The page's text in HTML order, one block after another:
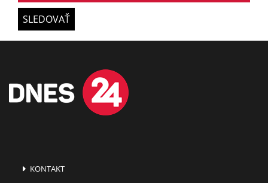
SLEDOVAŤ
KONTAKT